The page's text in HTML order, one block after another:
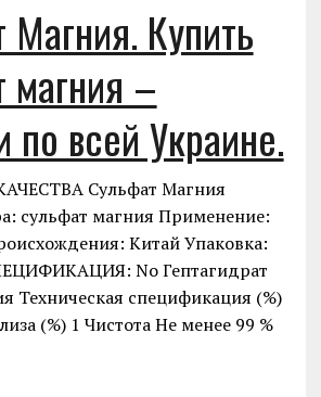
Купить
магния –
по всей Украине.
Сульфат Магния
сульфат магния Применение:
Китай Упаковка:
No Гептагидрат
Техническая спецификация (%)
(%) 1 Чистота Не менее 99 %